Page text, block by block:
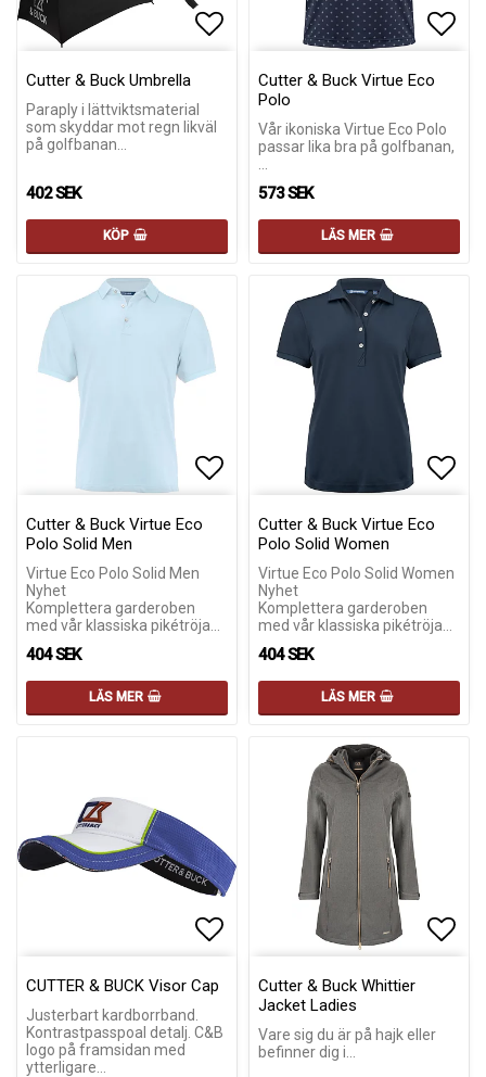
Lägg till i favoritlistan
Cutter & Buck Umbrella
Paraply i lättviktsmaterial
som skyddar mot regn likväl
på golfbanan…
402 SEK
KÖP
Cutter & Buck Virtue Eco
Polo
Vår ikoniska Virtue Eco Polo
passar lika bra på golfbanan,
573 SEK
LÄS MER
Lägg till i favoritlistan
Lägg till i favoritlistan
Cutter & Buck Virtue Eco
Polo Solid Men
Virtue Eco Polo Solid Men
Nyhet
Komplettera garderoben
med vår klassiska pikétröja…
404 SEK
LÄS MER
Cutter & Buck Virtue Eco
Polo Solid Women
Virtue Eco Polo Solid Women
Nyhet
Komplettera garderoben
med vår klassiska pikétröja…
404 SEK
LÄS MER
Lägg till i favoritlistan
Lägg till i favoritlistan
CUTTER & BUCK Visor Cap
Justerbart kardborrband.
Kontrastpasspoal detalj. C&B
logo på framsidan med
ytterligare…
Cutter & Buck Whittier
Jacket Ladies
Vare sig du är på hajk eller
befinner dig i…